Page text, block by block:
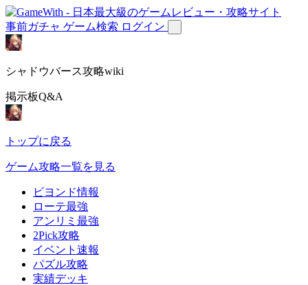
事前ガチャ ゲーム検索 ログイン
シャドウバース攻略wiki
掲示板Q&A
トップに戻る
ゲーム攻略一覧を見る
ビヨンド情報
ローテ最強
アンリミ最強
2Pick攻略
イベント速報
パズル攻略
実績デッキ